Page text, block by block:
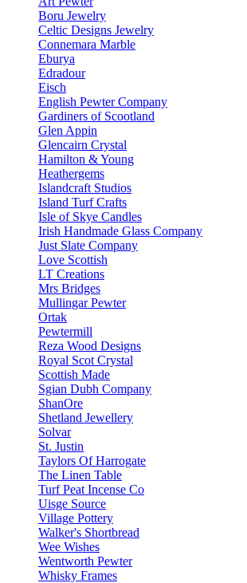
Boru Jewelry
Celtic Designs Jewelry
Connemara Marble
Eburya
Edradour
Eisch
English Pewter Company
Gardiners of Scootland
Glen Appin
Glencairn Crystal
Hamilton & Young
Heathergems
Islandcraft Studios
Island Turf Crafts
Isle of Skye Candles
Irish Handmade Glass Company
Just Slate Company
Love Scottish
LT Creations
Mrs Bridges
Mullingar Pewter
Ortak
Pewtermill
Reza Wood Designs
Royal Scot Crystal
Scottish Made
Sgian Dubh Company
ShanOre
Shetland Jewellery
Solvar
St. Justin
Taylors Of Harrogate
The Linen Table
Turf Peat Incense Co
Uisge Source
Village Pottery
Walker's Shortbread
Wee Wishes
Wentworth Pewter
Whisky Frames